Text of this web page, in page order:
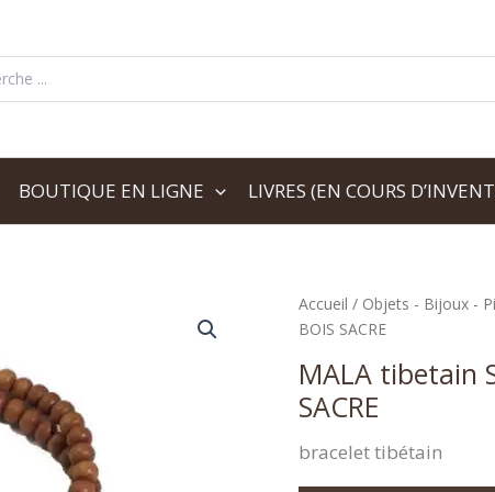
BOUTIQUE EN LIGNE LIVRES (EN COURS
Accueil / Objets - Bijoux -
BOIS SACRE
MALA tibetain
SACRE
bracelet tibétain